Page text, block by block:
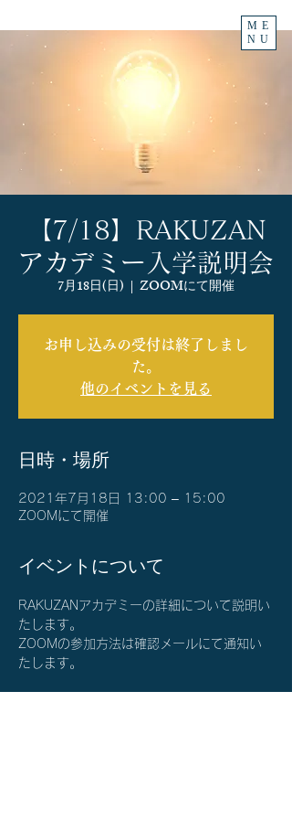
ME
NU
【7/18】RAKUZAN
アカデミー入学説明会
7月18日(日)
  |
ZOOMにて開催
お申し込みの受付は終了しまし
た。
他のイベントを見る
日時・場所
2021年7月18日 13:00 – 15:00
ZOOMにて開催
イベントについて
RAKUZANアカデミーの詳細について説明い
たします。
ZOOMの参加方法は確認メールにて通知い
たします。